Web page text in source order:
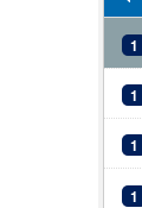
1
1
1
1